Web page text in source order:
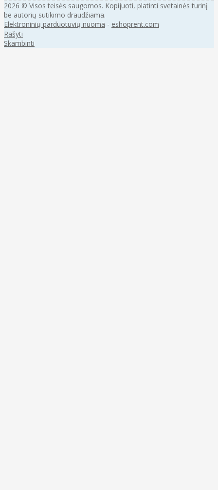
2026 © Visos teisės saugomos. Kopijuoti, platinti svetainės turinį
be autorių sutikimo draudžiama.
Elektroninių parduotuvių nuoma - eshoprent.com
Rašyti
Skambinti